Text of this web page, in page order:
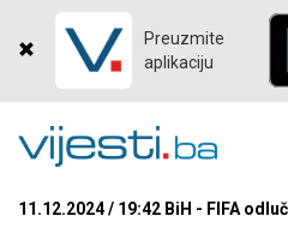
Preuzmite
aplikaciju
11.12.2024 / 19:42 BiH - FIFA